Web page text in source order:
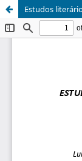
Estudos